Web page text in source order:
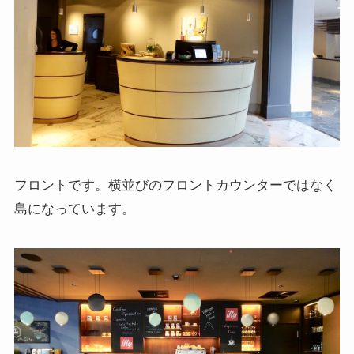
フロントです。横並びのフロントカウンターではなく
島になっています。